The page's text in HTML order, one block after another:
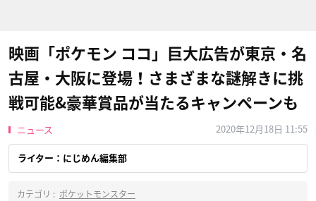
映画「ポケモン ココ」巨大広告が東京・名
古屋・大阪に登場！さまざまな謎解きに挑
戦可能&豪華賞品が当たるキャンペーンも
ニュース 2020年12月18日 11:55
ライター：にじめん編集部
カテゴリ : ポケットモンスター